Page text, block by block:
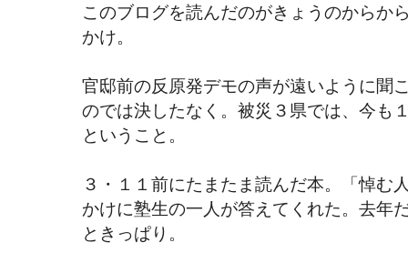
このブログを読んだのがきょうのからか
かけ。
官邸前の反原発デモの声が遠いように聞
のでは決したなく。被災３県では、今も
ということ。
３・１１前にたまたま読んだ本。「悼む
かけに塾生の一人が答えてくれた。去年
ときっぱり。